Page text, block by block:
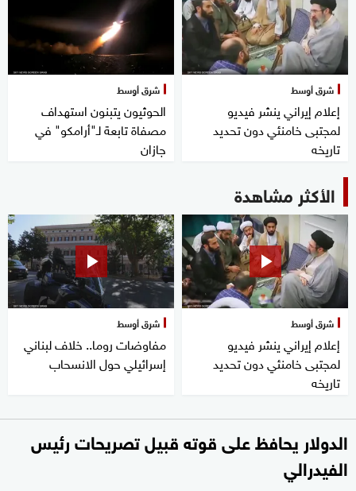
شرق أوسط
إعلام إيراني ينشر فيديو
لمجتبى خامنئي دون تحديد
تاريخه
شرق أوسط
الحوثيون يتبنون استهداف
مصفاة تابعة لـ"أرامكو" في
جازان
الأكثر مشاهدة
شرق أوسط
إعلام إيراني ينشر فيديو
لمجتبى خامنئي دون تحديد
تاريخه
شرق أوسط
مفاوضات روما.. خلاف لبناني
إسرائيلي حول الانسحاب
الدولار يحافظ على قوته قبيل تصريحات رئيس
الفيدرالي